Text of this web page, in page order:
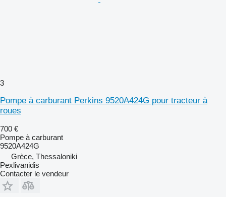
3
Pompe à carburant Perkins 9520A424G pour tracteur à
roues
700 €
Pompe à carburant
9520A424G
Grèce, Thessaloniki
Pexlivanidis
Contacter le vendeur